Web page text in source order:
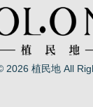
2026 植民地 All